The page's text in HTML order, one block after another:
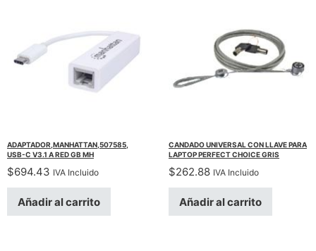
ADAPTADOR,MANHATTAN,507585,
USB-C V3.1 A RED GB MH
$694.43 IVA Incluido
Añadir al carrito
CANDADO UNIVERSAL CON LLAVE PARA
LAPTOP PERFECT CHOICE GRIS
$262.88 IVA Incluido
Añadir al carrito